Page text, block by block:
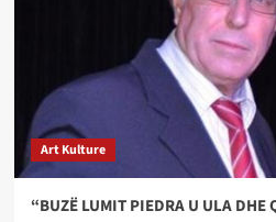
Art Kulture
“BUZË LUMIT PIEDRA U ULA DHE